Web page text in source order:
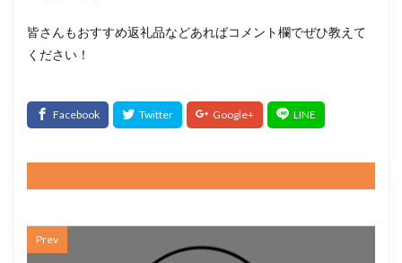
皆さんもおすすめ返礼品などあればコメント欄でぜひ教えて
ください！
Prev